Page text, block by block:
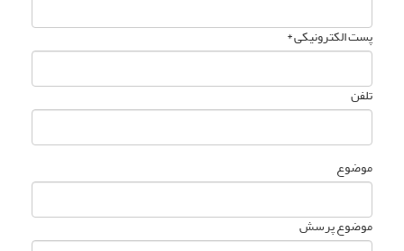
پست الکترونیکی *
تلفن
موضوع
موضوع پرسش